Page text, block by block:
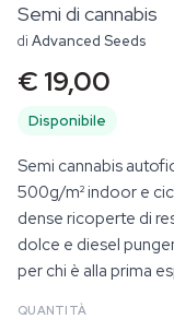
Semi di cannabis
di Advanced Seeds
€ 19,00
Disponibile
Semi cannabis
500g/m² indoor e
dense ricoperte di
dolce e diesel
per chi è alla prima
QUANTITÀ